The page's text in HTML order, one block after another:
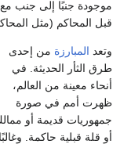
موجودة جنبًا إلى جنب
قبل المحاكم (مثل
وتعد المبارزة من إحدى
طرق الثأر الحديثة. في
أنحاء معينة من العالم،
ظهرت أمم في صورة
جمهوريات قديمة أو
أو قلة قبلية حاكمة. وغالبًا